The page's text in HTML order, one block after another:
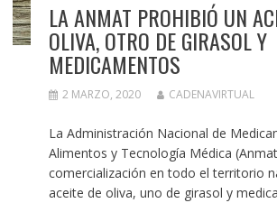
LA ANMAT PROHIBIÓ UN
OLIVA, OTRO DE GIRASOL Y
MEDICAMENTOS
2 MARZO, 2020 CADENAVIRTUAL
La Administración Nacional de
Alimentos y Tecnología Médica
comercialización en todo el territorio
aceite de oliva, uno de girasol y